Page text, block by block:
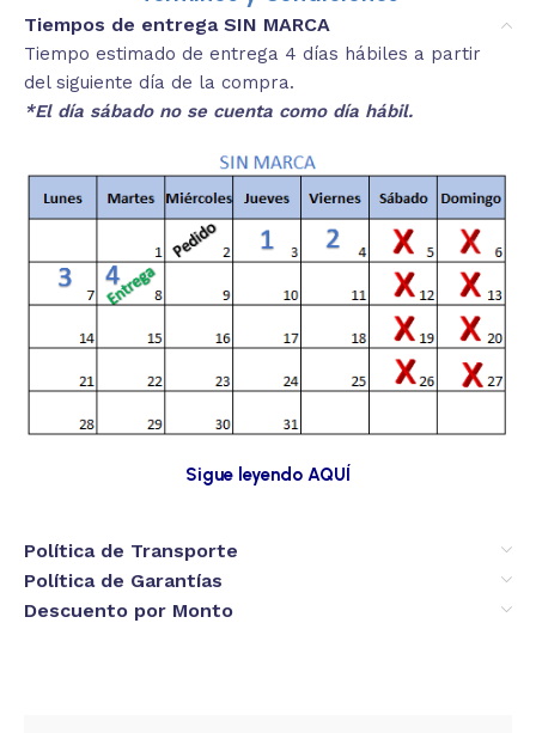
Tiempos de entrega SIN MARCA
Tiempo estimado de entrega 4 días hábiles a partir
del siguiente día de la compra.
*El día sábado no se cuenta como día hábil.
Sigue leyendo AQUÍ
Política de Transporte
Política de Garantías
Descuento por Monto